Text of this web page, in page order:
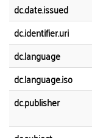
dc.date.issued
dc.identifier.uri
dc.language
dc.language.iso
dc.publisher